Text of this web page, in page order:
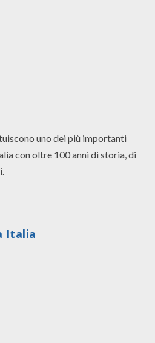
uno dei più importanti
con oltre 100 anni di storia, di
Italia